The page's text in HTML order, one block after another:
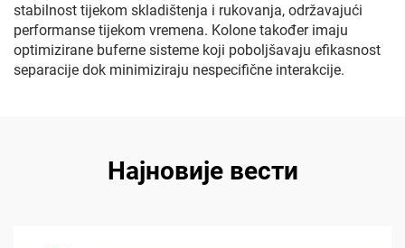
stabilnost tijekom skladištenja i rukovanja, održavajući
performanse tijekom vremena. Kolone također imaju
optimizirane buferne sisteme koji poboljšavaju efikasnost
separacije dok minimiziraju nespecifične interakcije.
Најновије вести